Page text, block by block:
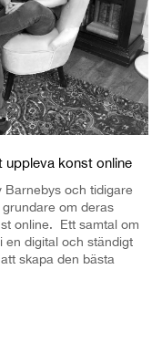
uppleva konst online
Barnebys och tidigare
om deras
online. Ett samtal om
en digital och ständigt
skapa den bästa